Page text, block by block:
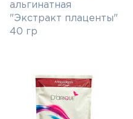
альгинатная
"Экстракт плаценты"
40 гр